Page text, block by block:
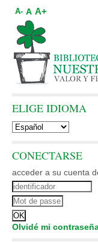
A- A A+
ELIGE IDIOMA
CONECTARSE
acceder a su cuenta
Olvidé mi